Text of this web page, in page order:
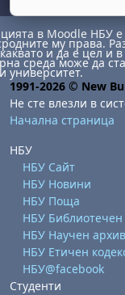
в Moodle НБУ е
му права.
и да е цел и
среда може да
университет.
1991-2026 © New
Не сте влезли в
Начална страница
НБУ
НБУ Сайт
НБУ Новини
НБУ Поща
НБУ Библиотечен
НБУ Научен архив
НБУ Етичен
НБУ@facebook
Студенти